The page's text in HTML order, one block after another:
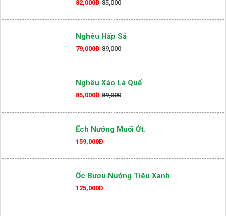
Nghêu Hấp Thái
82,000Đ 85,000
Nghêu Hấp Sả
79,000Đ 89,000
Nghêu Xào Lá Quế
85,000Đ 89,000
Ếch Nướng Muối Ớt.
159,000Đ
Ốc Bươu Nướng Tiêu Xanh